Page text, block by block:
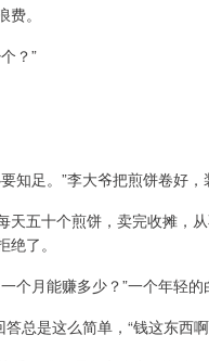
。
？”
知足。”李大爷把煎饼卷好
天五十个煎饼，卖完收摊，
了。
个月能赚多少？”一个年轻的
答总是这么简单，“钱这东西